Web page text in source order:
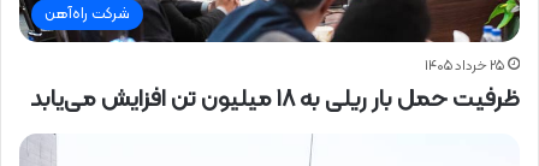
شرکت راه‌آهن
۲۵ خرداد ۱۴۰۵
ظرفیت حمل بار ریلی به ۱۸ میلیون تن افزایش می‌یابد